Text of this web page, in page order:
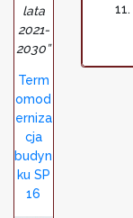
lata
2021-
2030”
Term
omod
erniza
cja
budyn
ku SP
16